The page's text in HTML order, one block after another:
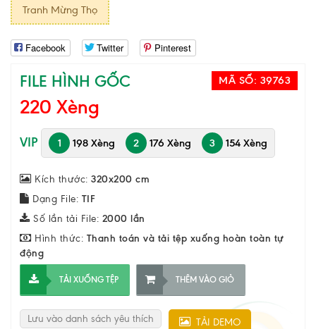
Tranh Mừng Thọ
Facebook Twitter Pinterest
FILE HÌNH GỐC MÃ SỐ: 39763
220 Xèng
VIP 1 198 Xèng 2 176 Xèng 3 154 Xèng
Kích thước: 320x200 cm
Dạng File: TIF
Số lần tải File: 2000 lần
Hình thức: Thanh toán và tải tệp xuống hoàn toàn tự
động
TẢI XUỐNG TỆP THÊM VÀO GIỎ
Lưu vào danh sách yêu thích TẢI DEMO